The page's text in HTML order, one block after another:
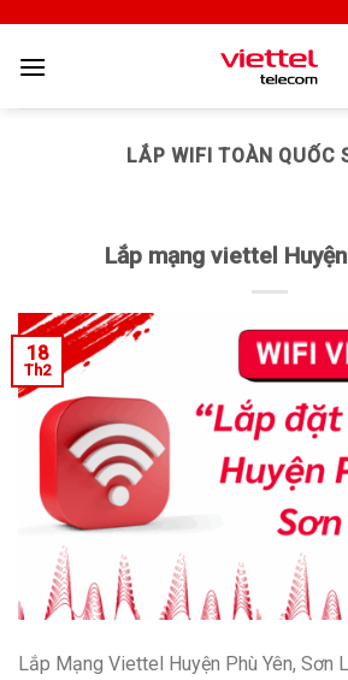
LẮP WIFI TOÀN QUỐC
Lắp mạng viettel
18
Th2
Lắp Mạng Viettel Huyện Phù Yên, Sơn